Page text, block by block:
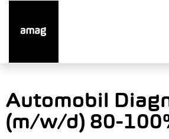
Offene Stellen
Automobil
(m/w/d) 80-